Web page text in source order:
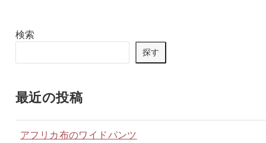
検索
探す
最近の投稿
アフリカ布のワイドパンツ